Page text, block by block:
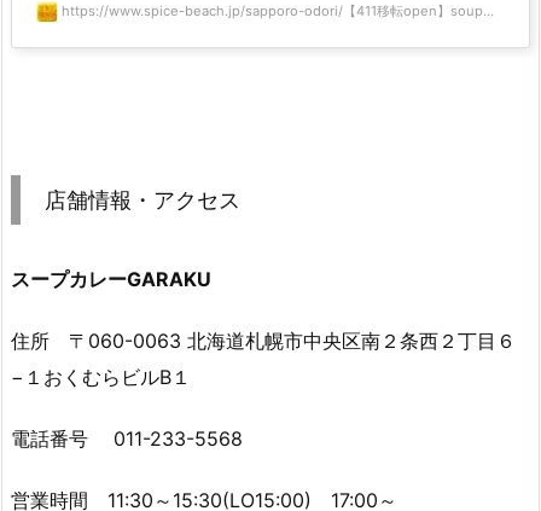
https://www.spice-beach.jp/sapporo-odori/【411移転open】soup...
店舗情報・アクセス
スープカレーGARAKU
住所 〒060-0063 北海道札幌市中央区南２条西２丁目６
−１おくむらビルB１
電話番号 011-233-5568
営業時間 11:30～15:30(LO15:00) 17:00～